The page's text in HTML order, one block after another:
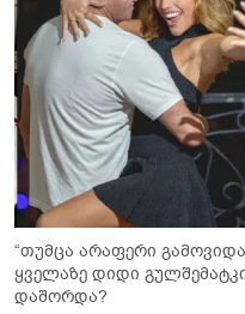
“თუმცა არაფერი
ყველაზე დიდი
დაშორდა?